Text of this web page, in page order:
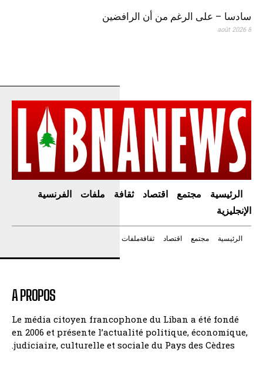
سادسا – على الرغم من أن الرافضين
8 août 2026
الرئيسية مجتمع اقتصاد ثقافة ملفات
الفرنسية
الإنجليزية
الرئيسية مجتمع اقتصاد ثقافةملفات
A PROPOS
Le média citoyen francophone du Liban a été fondé
en 2006 et présente l’actualité politique, économique,
judiciaire, culturelle et sociale du Pays des Cèdres.